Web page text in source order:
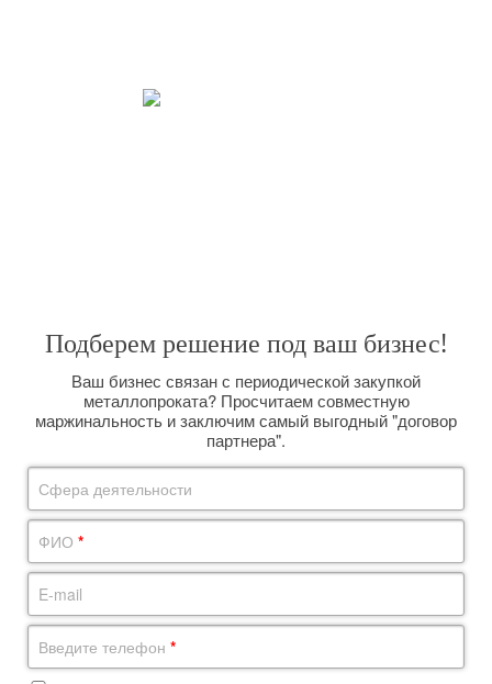
Подберем решение под ваш бизнес!
Ваш бизнес связан с периодической закупкой
металлопроката? Просчитаем совместную
маржинальность и заключим самый выгодный "договор
партнера".
Сфера деятельности
ФИО *
E-mail
Введите телефон *